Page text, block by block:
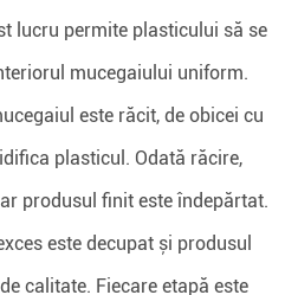
lucru permite plasticului să se
mucegaiului uniform.
este răcit, de obicei cu
plasticul. Odată răcire,
produsul finit este îndepărtat.
este decupat și produsul
calitate. Fiecare etapă este